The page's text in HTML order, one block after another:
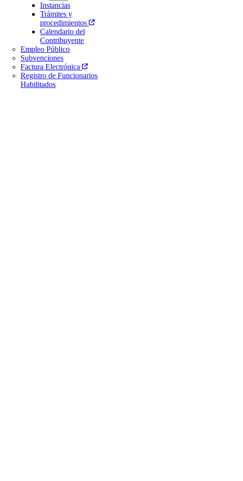
Instancias
Trámites y
procedimientos
Calendario del
Contribuyente
Empleo Público
Subvenciones
Factura Electrónica
Registro de Funcionarios
Habilitados